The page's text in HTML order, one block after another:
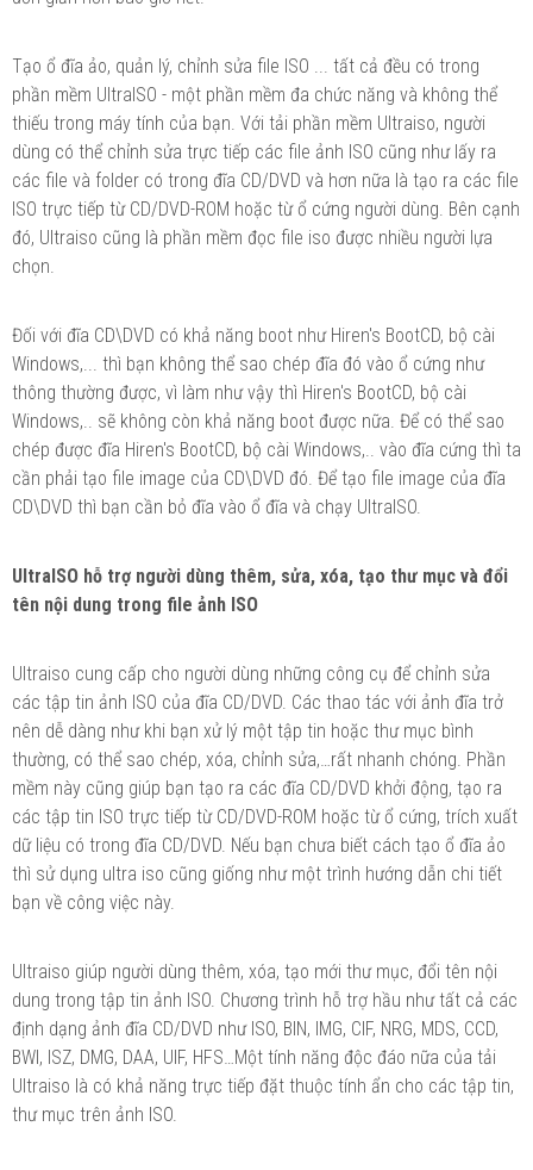
Tạo ổ đĩa ảo, quản lý, chỉnh sửa file ISO ... tất cả đều có trong
phần mềm UltraISO - một phần mềm đa chức năng và không thể
thiếu trong máy tính của bạn. Với tải phần mềm Ultraiso, người
dùng có thể chỉnh sửa trực tiếp các file ảnh ISO cũng như lấy ra
các file và folder có trong đĩa CD/DVD và hơn nữa là tạo ra các file
ISO trực tiếp từ CD/DVD-ROM hoặc từ ổ cứng người dùng. Bên cạnh
đó, Ultraiso cũng là phần mềm đọc file iso được nhiều người lựa
chọn.
Đối với đĩa CD\DVD có khả năng boot như Hiren's BootCD, bộ cài
Windows,... thì bạn không thể sao chép đĩa đó vào ổ cứng như
thông thường được, vì làm như vậy thì Hiren's BootCD, bộ cài
Windows,.. sẽ không còn khả năng boot được nữa. Để có thể sao
chép được đĩa Hiren's BootCD, bộ cài Windows,.. vào đĩa cứng thì ta
cần phải tạo file image của CD\DVD đó. Để tạo file image của đĩa
CD\DVD thì bạn cần bỏ đĩa vào ổ đĩa và chạy UltraISO.
UltraISO hỗ trợ người dùng thêm, sửa, xóa, tạo thư mục và đổi
tên nội dung trong file ảnh ISO
Ultraiso cung cấp cho người dùng những công cụ để chỉnh sửa
các tập tin ảnh ISO của đĩa CD/DVD. Các thao tác với ảnh đĩa trở
nên dễ dàng như khi bạn xử lý một tập tin hoặc thư mục bình
thường, có thể sao chép, xóa, chỉnh sửa,…rất nhanh chóng. Phần
mềm này cũng giúp bạn tạo ra các đĩa CD/DVD khởi động, tạo ra
các tập tin ISO trực tiếp từ CD/DVD-ROM hoặc từ ổ cứng, trích xuất
dữ liệu có trong đĩa CD/DVD. Nếu bạn chưa biết cách tạo ổ đĩa ảo
thì sử dụng ultra iso cũng giống như một trình hướng dẫn chi tiết
bạn về công việc này.
Ultraiso giúp người dùng thêm, xóa, tạo mới thư mục, đổi tên nội
dung trong tập tin ảnh ISO. Chương trình hỗ trợ hầu như tất cả các
định dạng ảnh đĩa CD/DVD như ISO, BIN, IMG, CIF, NRG, MDS, CCD,
BWI, ISZ, DMG, DAA, UIF, HFS…Một tính năng độc đáo nữa của tải
Ultraiso là có khả năng trực tiếp đặt thuộc tính ẩn cho các tập tin,
thư mục trên ảnh ISO.